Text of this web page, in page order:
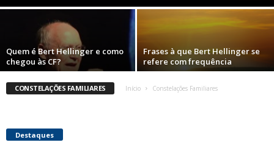
Quem é Bert Hellinger e como
chegou às CF?
Frases à que Bert Hellinger se
refere com frequência
CONSTELAÇÕES FAMILIARES Início Constelações Familiares
Destaques